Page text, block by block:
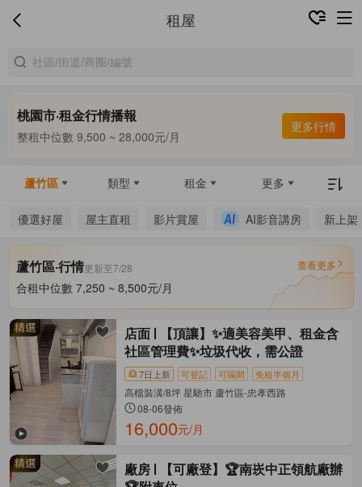
租屋
桃園市·租金行情播報
合租中位數 7,000 ~ 8,120元/月
整租中位數 9,500 ~ 28,000元/月
更多行情
蘆竹區 類型 租金 更多
優選好屋 屋主直租 影片賞屋 AI影音講房 新上架
蘆竹區·行情更新至7/28 查看更多
合租中位數 7,250 ~ 8,500元/月
整租中位數 10,000 ~ 30,000元/月
合租中位數 7,250 ~ 8,500元/月
店面
【頂讓】✨適美容美甲、租金含
社區管理費✨垃圾代收，需公證
7日上新 可登記 可隔間 免租半個月
高檔裝潢/8坪 星馳市 蘆竹區-忠孝西路
08-06發佈
16,000元/月
廠房
【可廠登】🏆南崁中正領航廠辦